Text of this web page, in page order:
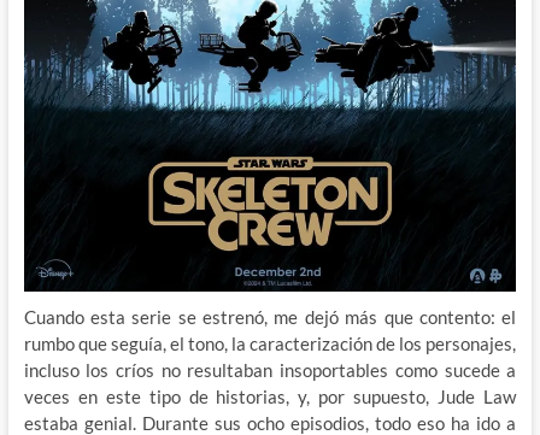
Cuando esta serie se estrenó, me dejó más que contento: el
rumbo que seguía, el tono, la caracterización de los personajes,
incluso los críos no resultaban insoportables como sucede a
veces en este tipo de historias, y, por supuesto, Jude Law
estaba genial. Durante sus ocho episodios, todo eso ha ido a